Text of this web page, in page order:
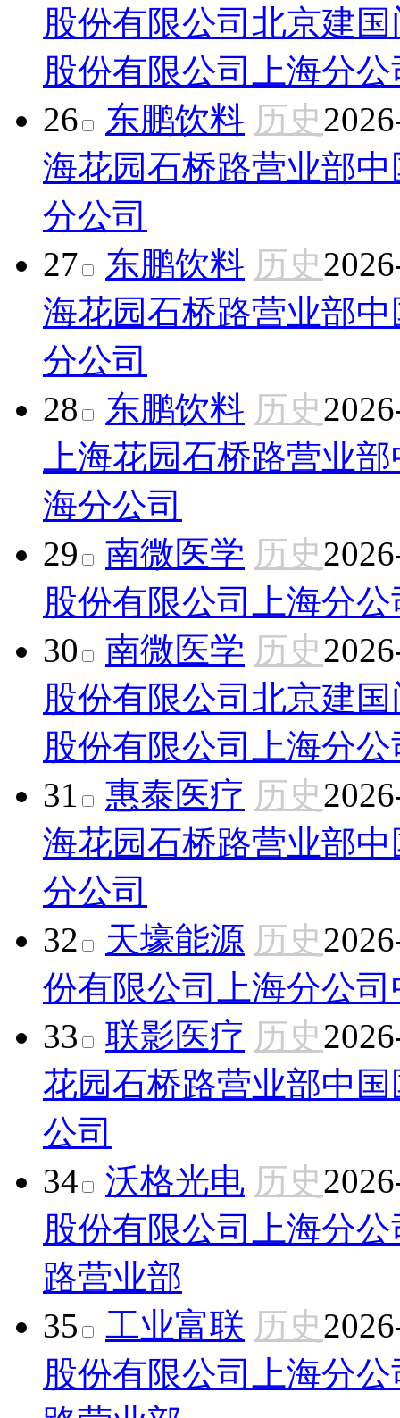
股份有限公司北京建
股份有限公司上海分公
26
东鹏饮料 历史
海花园石桥路营业部
分公司
27
东鹏饮料 历史
海花园石桥路营业部
分公司
28
东鹏饮料 历史
上海花园石桥路营业部
海分公司
29
南微医学 历史
股份有限公司上海分公
30
南微医学 历史
股份有限公司北京建
股份有限公司上海分公
31
惠泰医疗 历史
海花园石桥路营业部
分公司
32
天壕能源 历史
份有限公司上海分公司
33
联影医疗 历史
花园石桥路营业部中
公司
34
沃格光电 历史
股份有限公司上海分公
路营业部
35
工业富联 历史
股份有限公司上海分公